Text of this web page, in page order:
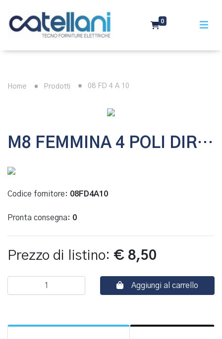
0
Home Prodotti 08 FD 4 A 10
M8 FEMMINA 4 POLI DIRITTO CAVO PVC 4X0,25 L= 10 MT
Codice fornitore: 08FD4A10
Pronta consegna: 0
Prezzo di listino: € 8,50
Aggiungi al carrello